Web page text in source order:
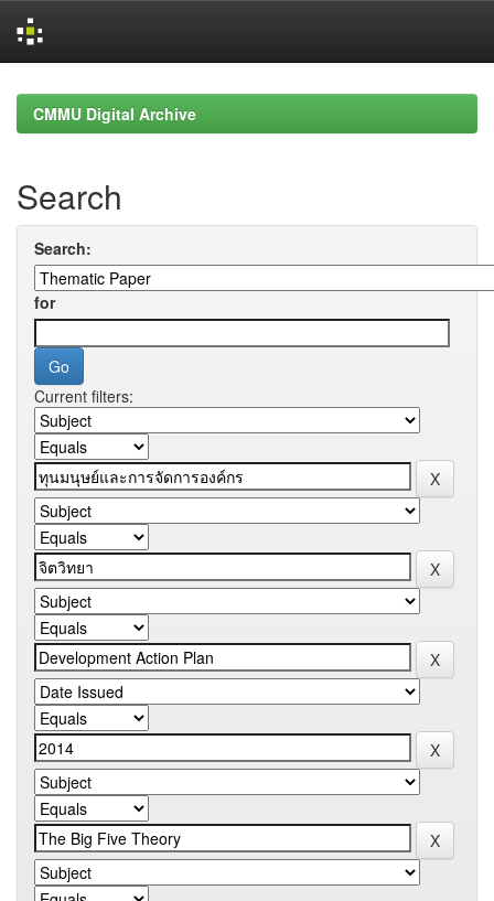
navigationCMMU Digital Archive
Search
Search:
for
Current filters: